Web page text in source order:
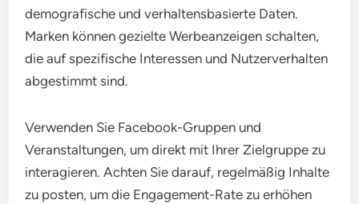
demografische und verhaltensbasierte Daten.
Marken können gezielte Werbeanzeigen schalten,
die auf spezifische Interessen und Nutzerverhalten
abgestimmt sind.
Verwenden Sie Facebook-Gruppen und
Veranstaltungen, um direkt mit Ihrer Zielgruppe zu
interagieren. Achten Sie darauf, regelmäßig Inhalte
zu posten, um die Engagement-Rate zu erhöhen